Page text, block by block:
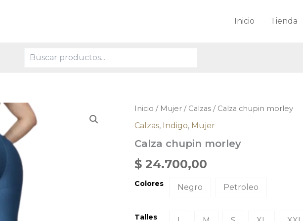
Inicio Tienda
Inicio / Mujer / Calzas / Calza chupin morley
Calzas, Indigo, Mujer
Calza chupin morley
$ 24.700,00
Colores Negro Petroleo
Talles
Calza
morley